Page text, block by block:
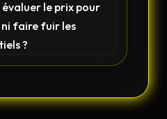
le prix pour
ni faire fuir les
?